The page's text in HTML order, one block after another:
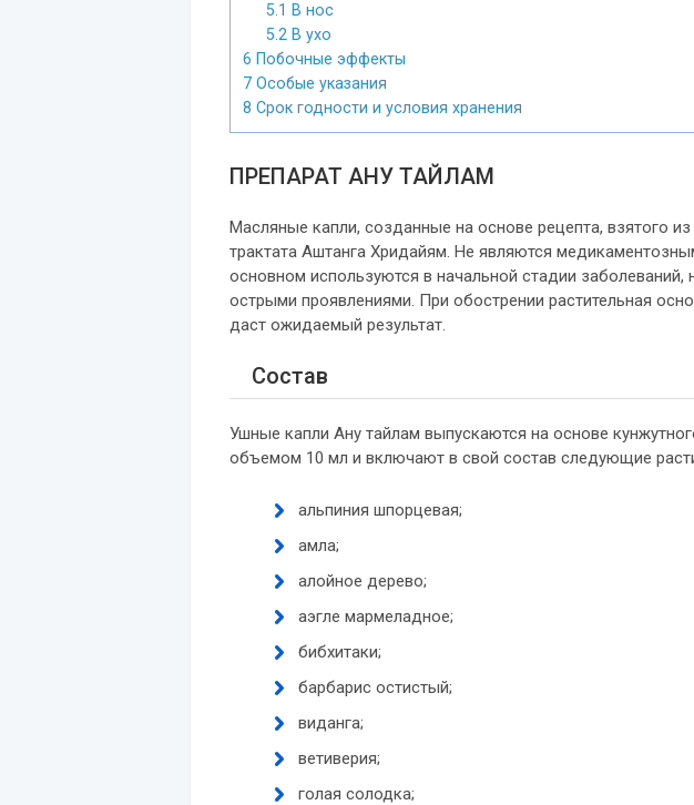
5.1 В нос
5.2 В ухо
6 Побочные эффекты
7 Особые указания
8 Срок годности и условия хранения
ПРЕПАРАТ АНУ ТАЙЛАМ
Масляные капли, созданные на основе рецепта, взятого
трактата Аштанга Хридайям. Не являются
основном используются в начальной стадии заболеваний,
острыми проявлениями. При обострении растительная
даст ожидаемый результат.
Состав
Ушные капли Ану тайлам выпускаются на основе
объемом 10 мл и включают в свой состав следующие
альпиния шпорцевая;
амла;
алойное дерево;
аэгле мармеладное;
бибхитаки;
барбарис остистый;
виданга;
ветиверия;
голая солодка;